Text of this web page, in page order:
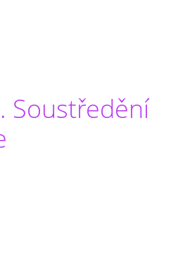
Soustředění